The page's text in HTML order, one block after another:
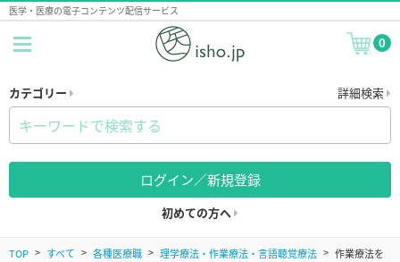
医学・医療の電子コンテンツ配信サービス
0
カテゴリー 詳細検索
ログイン／新規登録
初めての方へ
TOP すべて 各種医療職 理学療法・作業療法・言語聴覚療法
作業療法を